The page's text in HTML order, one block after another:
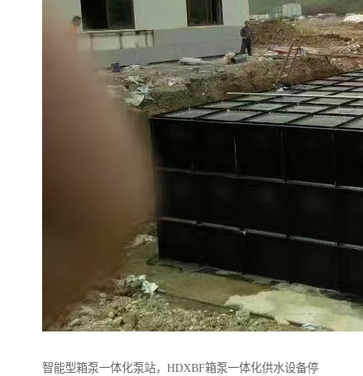
智能型箱泵一体化泵站，HDXBF箱泵一体化供水设备停